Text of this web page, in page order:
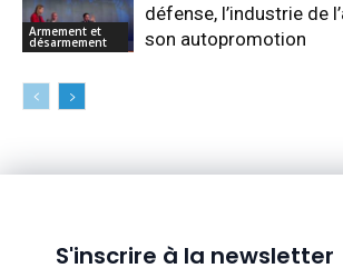
Armement et
désarmement
défense, l’industrie de
son autopromotion
S'inscrire à la newsletter